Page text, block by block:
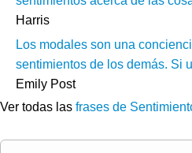
Harris
Los modales son una
sentimientos de los demás. Si
Emily Post
Ver todas las frases de